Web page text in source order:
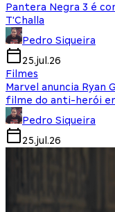
Pantera Negra 3 é
T'Challa
Pedro Siqueira
25.jul.26
Filmes
Marvel anuncia Ryan
filme do anti-herói
Pedro Siqueira
25.jul.26